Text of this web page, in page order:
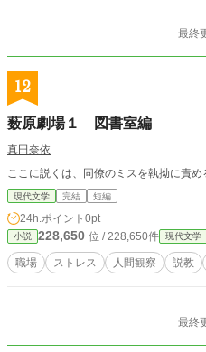
最終
12
薮原劇場１ 図書室編
真田奈依
ここに説くは、同僚のミスを執拗に責
現代文学 完結 短編
24h.ポイント 0pt
小説 228,650 位 / 228,650件 現代文学
職場 ストレス 人間観察 説教
最終